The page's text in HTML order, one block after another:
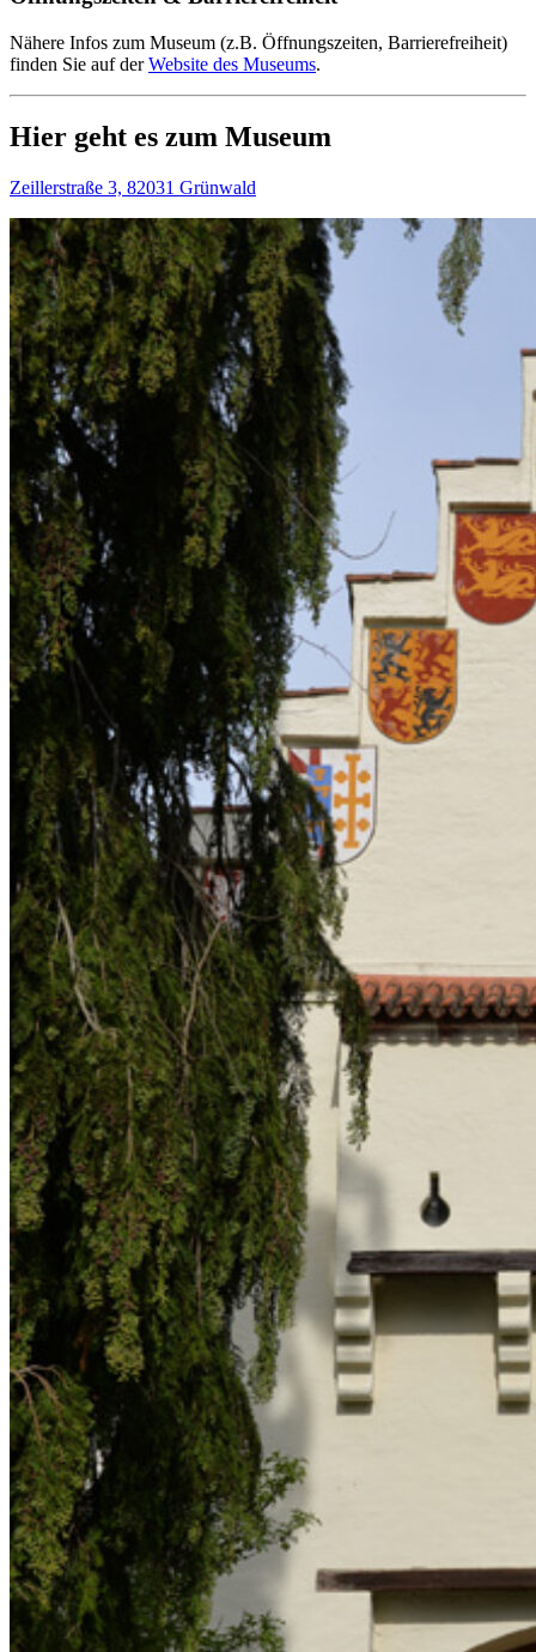
Nähere Infos zum Museum (z.B. Öffnungszeiten, Barrierefreiheit)
finden Sie auf derWebsite des Museums.
Hier geht es zum Museum
Zeillerstraße 3, 82031 Grünwald